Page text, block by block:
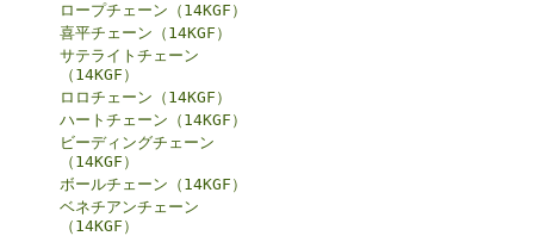
ロープチェーン（14KGF）
喜平チェーン（14KGF）
サテライトチェーン
（14KGF）
ロロチェーン（14KGF）
ハートチェーン（14KGF）
ビーディングチェーン
（14KGF）
ボールチェーン（14KGF）
ベネチアンチェーン
（14KGF）